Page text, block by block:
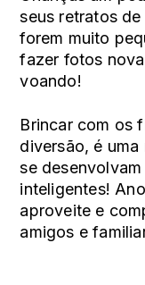
seus retratos
forem muito
fazer fotos
voando!
Brincar com os
diversão, é
se
inteligentes!
aproveite e
amigos e